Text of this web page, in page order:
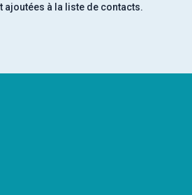
à la liste de contacts.